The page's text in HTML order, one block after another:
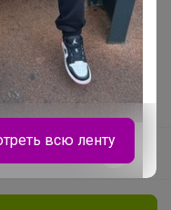
2012 - 2026
всю ленту
и нажимая кнопку
файлов